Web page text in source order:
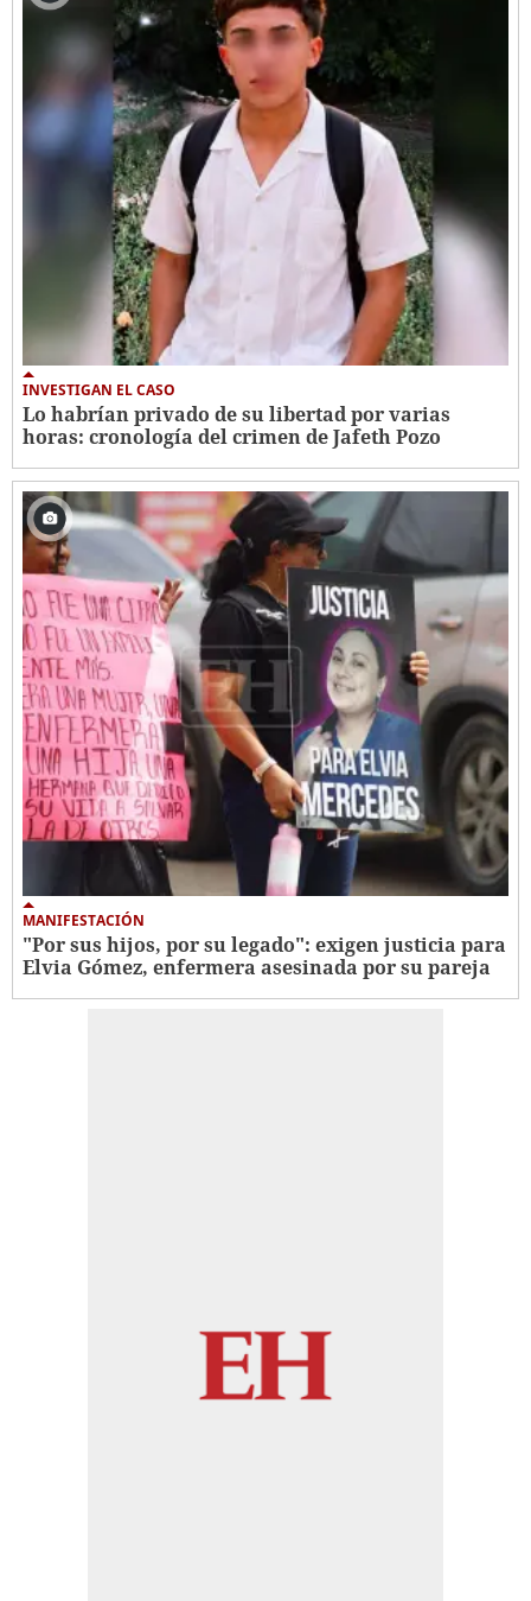
INVESTIGAN EL CASO
Lo habrían privado de su libertad por varias
horas: cronología del crimen de Jafeth Pozo
MANIFESTACIÓN
"Por sus hijos, por su legado": exigen justicia para
Elvia Gómez, enfermera asesinada por su pareja